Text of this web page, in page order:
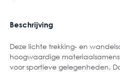
Beschrijving
Deze lichte trekking- en
hoogwaardige
voor sportieve gelegenheden.